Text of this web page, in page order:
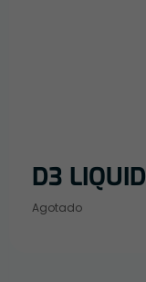
D3 LIQUID
Agotado